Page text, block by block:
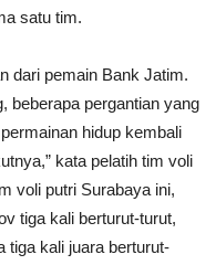
satu tim.
dari pemain Bank Jatim.
beberapa pergantian yang
hidup kembali
kata pelatih tim voli
voli putri Surabaya ini,
tiga kali berturut-turut,
tiga kali juara berturut-